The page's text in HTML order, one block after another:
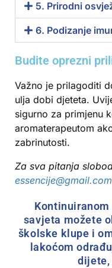
5. Prirodni
6. Podizanje
Budite oprezni
Važno je prilagoditi
ulja dobi djeteta.
sigurno za primjenu
aromaterapeutom
zabrinutosti.
Za sva pitanja
essencije@gmail.com
savjeta možete
školske klupe i
lakoćom
dijete,